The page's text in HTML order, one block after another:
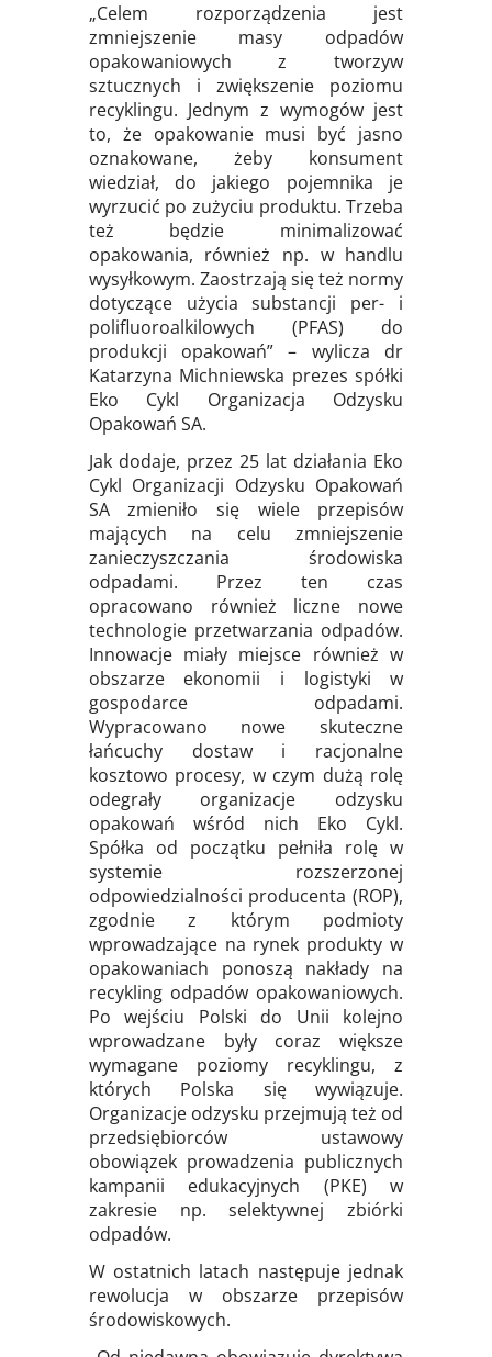
„Celem rozporządzenia jest
zmniejszenie masy odpadów
opakowaniowych z tworzyw
sztucznych i zwiększenie poziomu
recyklingu. Jednym z wymogów jest
to, że opakowanie musi być jasno
oznakowane, żeby konsument
wiedział, do jakiego pojemnika je
wyrzucić po zużyciu produktu. Trzeba
też będzie minimalizować
opakowania, również np. w handlu
wysyłkowym. Zaostrzają się też normy
dotyczące użycia substancji per- i
polifluoroalkilowych (PFAS) do
produkcji opakowań” – wylicza dr
Katarzyna Michniewska prezes spółki
Eko Cykl Organizacja Odzysku
Opakowań SA.
Jak dodaje, przez 25 lat działania Eko
Cykl Organizacji Odzysku Opakowań
SA zmieniło się wiele przepisów
mających na celu zmniejszenie
zanieczyszczania środowiska
odpadami. Przez ten czas
opracowano również liczne nowe
technologie przetwarzania odpadów.
Innowacje miały miejsce również w
obszarze ekonomii i logistyki w
gospodarce odpadami.
Wypracowano nowe skuteczne
łańcuchy dostaw i racjonalne
kosztowo procesy, w czym dużą rolę
odegrały organizacje odzysku
opakowań wśród nich Eko Cykl.
Spółka od początku pełniła rolę w
systemie rozszerzonej
odpowiedzialności producenta (ROP),
zgodnie z którym podmioty
wprowadzające na rynek produkty w
opakowaniach ponoszą nakłady na
recykling odpadów opakowaniowych.
Po wejściu Polski do Unii kolejno
wprowadzane były coraz większe
wymagane poziomy recyklingu, z
których Polska się wywiązuje.
Organizacje odzysku przejmują też od
przedsiębiorców ustawowy
obowiązek prowadzenia publicznych
kampanii edukacyjnych (PKE) w
zakresie np. selektywnej zbiórki
odpadów.
W ostatnich latach następuje jednak
rewolucja w obszarze przepisów
środowiskowych.